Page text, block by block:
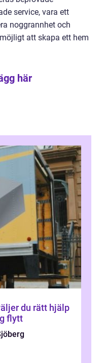
service, vara ett
noggrannhet och
att skapa ett hem
här
flytt